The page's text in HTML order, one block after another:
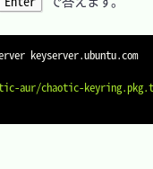
keyserver.ubuntu.com
aur/chaotic-